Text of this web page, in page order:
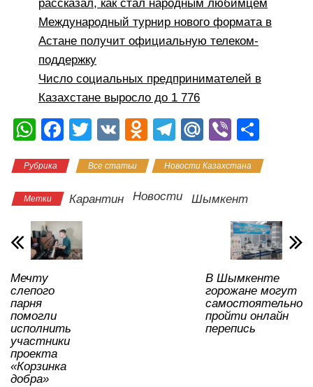
рассказал, как стал народным любимцем
Международный турнир нового формата в
Астане получит официальную телеком-
поддержку
Число социальных предпринимателей в
Казахстане выросло до 1 776
W
at
s
A
p
p
F
c
e
b
o
o
T
tt
er
V
O
n
o
T
e
gr
M
.R
u
Vi
er р
в
и
ть
Рубрика Все статьи Новости Казахстана
Метки Карантин Новости Шымкент
Мечту
слепого
парня
помогли
исполнить
участники
проекта
«Корзинка
добра»
В Шымкенте
горожане могут
самостоятельно
пройти онлайн
перепись